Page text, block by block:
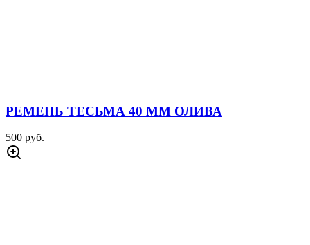
РЕМЕНЬ ТЕСЬМА 40 ММ ОЛИВА
500 руб.